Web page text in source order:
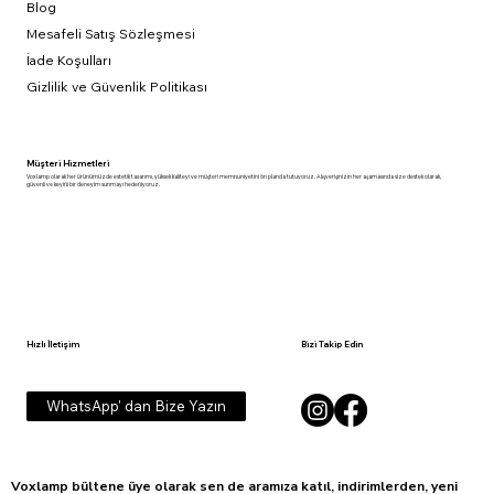
Blog
Mesafeli Satış Sözleşmesi
İade Koşulları
Gizlilik ve Güvenlik Politikası
Müşteri Hizmetleri
Voxlamp olarak her ürünümüzde estetik tasarımı, yüksek kaliteyi ve müşteri memnuniyetini ön planda tutuyoruz. Alışverişinizin her aşamasında size destek olarak,
güvenli ve keyifli bir deneyim sunmayı hedefliyoruz.
Hızlı İletişim
WhatsApp' dan Bize Yazın
Bizi Takip Edin
Voxlamp bültene üye olarak sen de aramıza katıl, indirimlerden, yeni